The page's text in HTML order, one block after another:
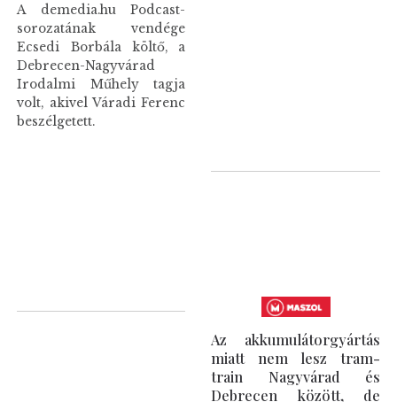
A demedia.hu Podcast-
sorozatának vendége
Ecsedi Borbála költő, a
Debrecen-Nagyvárad
Irodalmi Műhely tagja
volt, akivel Váradi Ferenc
beszélgetett.
Az akkumulátorgyártás
miatt nem lesz tram-
train Nagyvárad és
Debrecen között, de